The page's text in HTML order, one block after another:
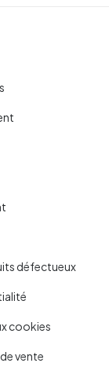
défectueux
cookies
vente